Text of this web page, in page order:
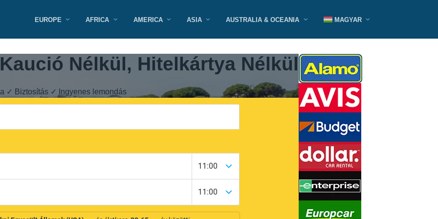
EUROPE AFRICA AMERICA ASIA AUSTRALIA & OCEANIA MAGYAR
Nélkül, Hitelkártya Nélkül
✓ Biztosítás ✓ Ingyenes lemondás